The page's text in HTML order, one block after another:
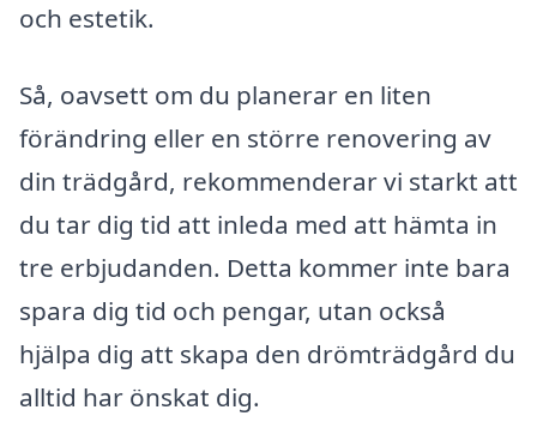
och estetik.
Så, oavsett om du planerar en liten
förändring eller en större renovering av
din trädgård, rekommenderar vi starkt att
du tar dig tid att inleda med att hämta in
tre erbjudanden. Detta kommer inte bara
spara dig tid och pengar, utan också
hjälpa dig att skapa den drömträdgård du
alltid har önskat dig.